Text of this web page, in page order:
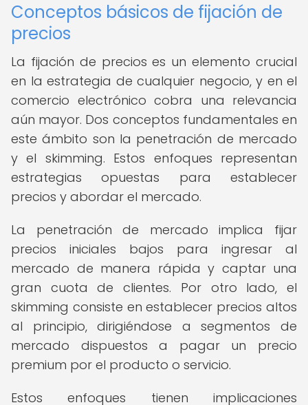
Conceptos básicos de fijación de
precios
La fijación de precios es un elemento crucial
en la estrategia de cualquier negocio, y en el
comercio electrónico cobra una relevancia
aún mayor. Dos conceptos fundamentales en
este ámbito son la penetración de mercado
y el skimming. Estos enfoques representan
estrategias opuestas para establecer
precios y abordar el mercado.
La penetración de mercado implica fijar
precios iniciales bajos para ingresar al
mercado de manera rápida y captar una
gran cuota de clientes. Por otro lado, el
skimming consiste en establecer precios altos
al principio, dirigiéndose a segmentos de
mercado dispuestos a pagar un precio
premium por el producto o servicio.
Estos enfoques tienen implicaciones